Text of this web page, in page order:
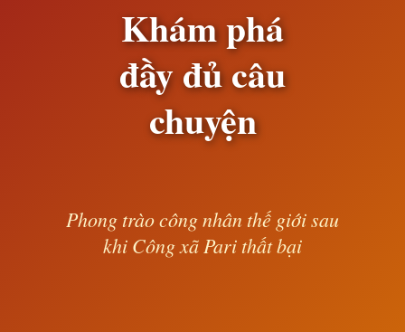
Khám phá
đầy đủ câu
chuyện
Phong trào công nhân thế giới sau
khi Công xã Pari thất bại